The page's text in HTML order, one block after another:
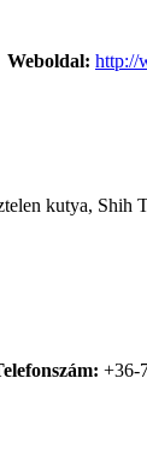
Weboldal: http://
kutya, Shih
+36-